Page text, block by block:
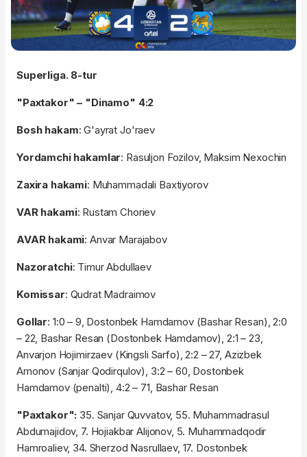
Superliga. 8-tur
"Paxtakor" – "Dinamo" 4:2
Bosh hakam: G'ayrat Jo'raev
Yordamchi hakamlar: Rasuljon Fozilov, Maksim Nexochin
Zaxira hakami: Muhammadali Baxtiyorov
VAR hakami: Rustam Choriev
AVAR hakami: Anvar Marajabov
Nazoratchi: Timur Abdullaev
Komissar: Qudrat Madraimov
Gollar: 1:0 – 9, Dostonbek Hamdamov (Bashar Resan), 2:0
– 22, Bashar Resan (Dostonbek Hamdamov), 2:1 – 23,
Anvarjon Hojimirzaev (Kingsli Sarfo), 2:2 – 27, Azizbek
Amonov (Sanjar Qodirqulov), 3:2 – 60, Dostonbek
Hamdamov (penalti), 4:2 – 71, Bashar Resan
"Paxtakor": 35. Sanjar Quvvatov, 55. Muhammadrasul
Abdumajidov, 7. Hojiakbar Alijonov, 5. Muhammadqodir
Hamroaliev, 34. Sherzod Nasrullaev, 17. Dostonbek